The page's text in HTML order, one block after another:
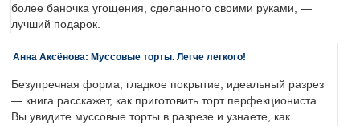
более баночка угощения, сделанного своими руками, —
лучший подарок.
Анна Аксёнова: Муссовые торты. Легче легкого!
Безупречная форма, гладкое покрытие, идеальный разрез
— книга расскажет, как приготовить торт перфекциониста.
Вы увидите муссовые торты в разрезе и узнаете, как